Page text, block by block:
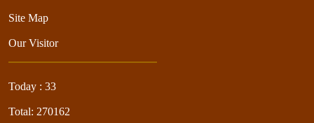
Site Map
Our Visitor
Today : 33
Total: 270162